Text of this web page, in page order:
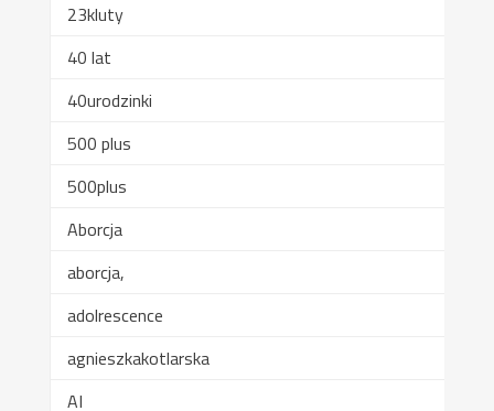
23kluty
40 lat
40urodzinki
500 plus
500plus
Aborcja
aborcja,
adolrescence
agnieszkakotlarska
AI